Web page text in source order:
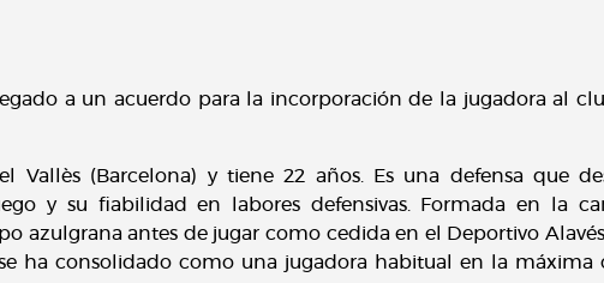
a un acuerdo para la incorporación de la jugadora al
Vallès (Barcelona) y tiene 22 años. Es una defensa que
y su fiabilidad en labores defensivas. Formada en la
azulgrana antes de jugar como cedida en el Deportivo
ha consolidado como una jugadora habitual en la máxima